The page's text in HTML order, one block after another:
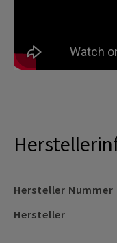
Hersteller Nummer
Hersteller